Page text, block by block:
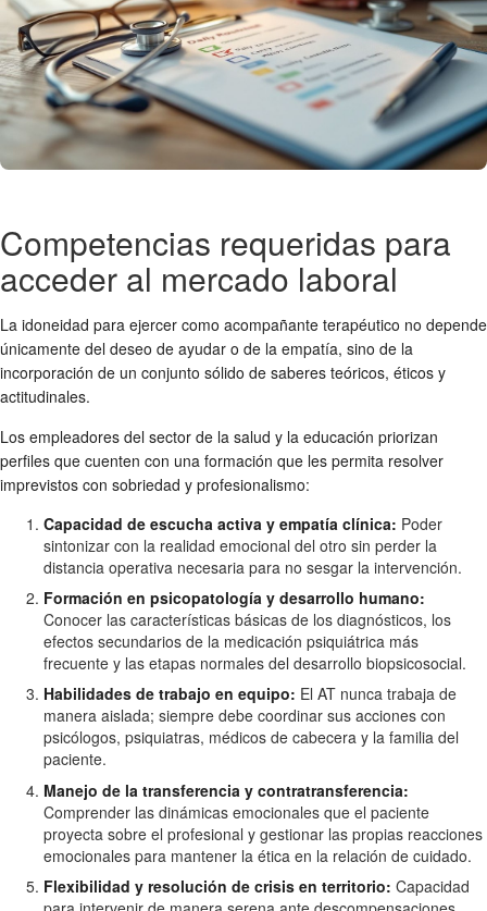
Competencias requeridas para
acceder al mercado laboral
La idoneidad para ejercer como acompañante terapéutico no depende
únicamente del deseo de ayudar o de la empatía, sino de la
incorporación de un conjunto sólido de saberes teóricos, éticos y
actitudinales.
Los empleadores del sector de la salud y la educación priorizan
perfiles que cuenten con una formación que les permita resolver
imprevistos con sobriedad y profesionalismo:
Capacidad de escucha activa y empatía clínica: Poder
sintonizar con la realidad emocional del otro sin perder la
distancia operativa necesaria para no sesgar la intervención.
Formación en psicopatología y desarrollo humano:
Conocer las características básicas de los diagnósticos, los
efectos secundarios de la medicación psiquiátrica más
frecuente y las etapas normales del desarrollo biopsicosocial.
Habilidades de trabajo en equipo: El AT nunca trabaja de
manera aislada; siempre debe coordinar sus acciones con
psicólogos, psiquiatras, médicos de cabecera y la familia del
paciente.
Manejo de la transferencia y contratransferencia:
Comprender las dinámicas emocionales que el paciente
proyecta sobre el profesional y gestionar las propias reacciones
emocionales para mantener la ética en la relación de cuidado.
Flexibilidad y resolución de crisis en territorio: Capacidad